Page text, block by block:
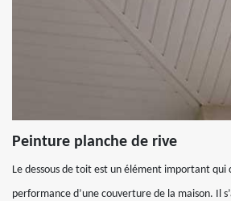
Peinture planche de rive
Le dessous de toit est un élément important qui
performance d’une couverture de la maison. Il